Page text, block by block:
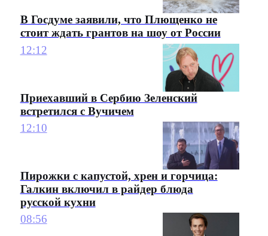
В Госдуме заявили, что Плющенко не
стоит ждать грантов на шоу от России
12:12
Приехавший в Сербию Зеленский
встретился с Вучичем
12:10
Пирожки с капустой, хрен и горчица:
Галкин включил в райдер блюда
русской кухни
08:56